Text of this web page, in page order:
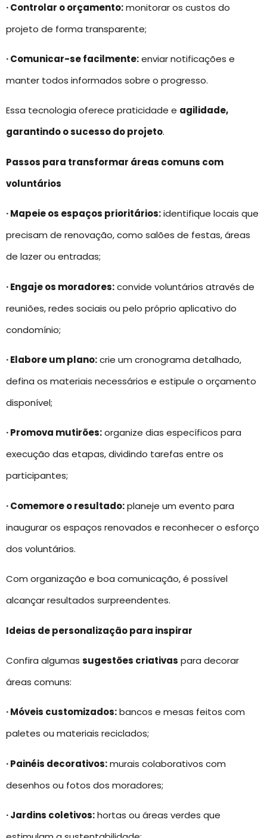
· Controlar o orçamento:monitorar os custos do
projeto de forma transparente;
· Comunicar-se facilmente:enviar notificações e
manter todos informados sobre o progresso.
Essa tecnologia oferece praticidade e agilidade,
garantindo o sucesso do projeto.
Passos para transformar áreas comuns com
voluntários
· Mapeie os espaços prioritários:identifique locais que
precisam de renovação, como salões de festas, áreas
de lazer ou entradas;
· Engaje os moradores:convide voluntários através de
reuniões, redes sociais ou pelo próprio aplicativo do
condomínio;
· Elabore um plano:crie um cronograma detalhado,
defina os materiais necessários e estipule o orçamento
disponível;
· Promova mutirões:organize dias específicos para
execução das etapas, dividindo tarefas entre os
participantes;
· Comemore o resultado:planeje um evento para
inaugurar os espaços renovados e reconhecer o esforço
dos voluntários.
Com organização e boa comunicação, é possível
alcançar resultados surpreendentes.
Ideias de personalização para inspirar
Confira algumas sugestões criativas para decorar
áreas comuns:
· Móveis customizados:bancos e mesas feitos com
paletes ou materiais reciclados;
· Painéis decorativos:murais colaborativos com
desenhos ou fotos dos moradores;
· Jardins coletivos:hortas ou áreas verdes que